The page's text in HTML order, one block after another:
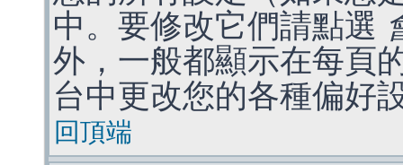
中。要修改它們請點選
外，一般都顯示在每頁
台中更改您的各種偏好
回頂端